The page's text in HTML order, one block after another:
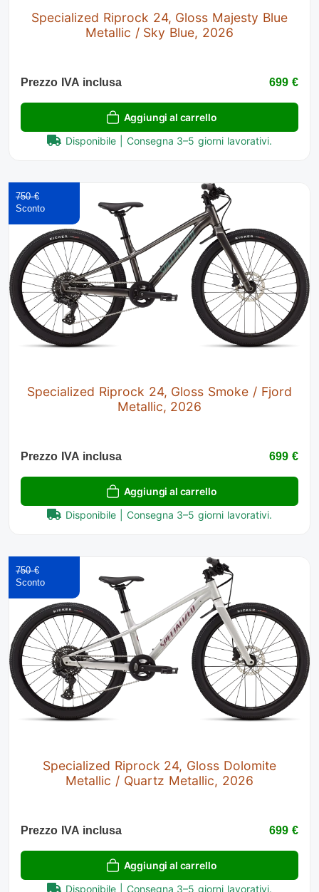
Specialized Riprock 24, Gloss Majesty Blue
Metallic / Sky Blue, 2026
Prezzo IVA inclusa 699 €
Aggiungi al carrello
Disponibile | Consegna 3–5 giorni lavorativi.
Specialized Riprock 24, Gloss Smoke / Fjord
Metallic, 2026
750 €
Prezzo IVA inclusa 699 €
Aggiungi al carrello
Disponibile | Consegna 3–5 giorni lavorativi.
Specialized Riprock 24, Gloss Dolomite
Metallic / Quartz Metallic, 2026
750 €
Prezzo IVA inclusa 699 €
Aggiungi al carrello
Disponibile | Consegna 3–5 giorni lavorativi.